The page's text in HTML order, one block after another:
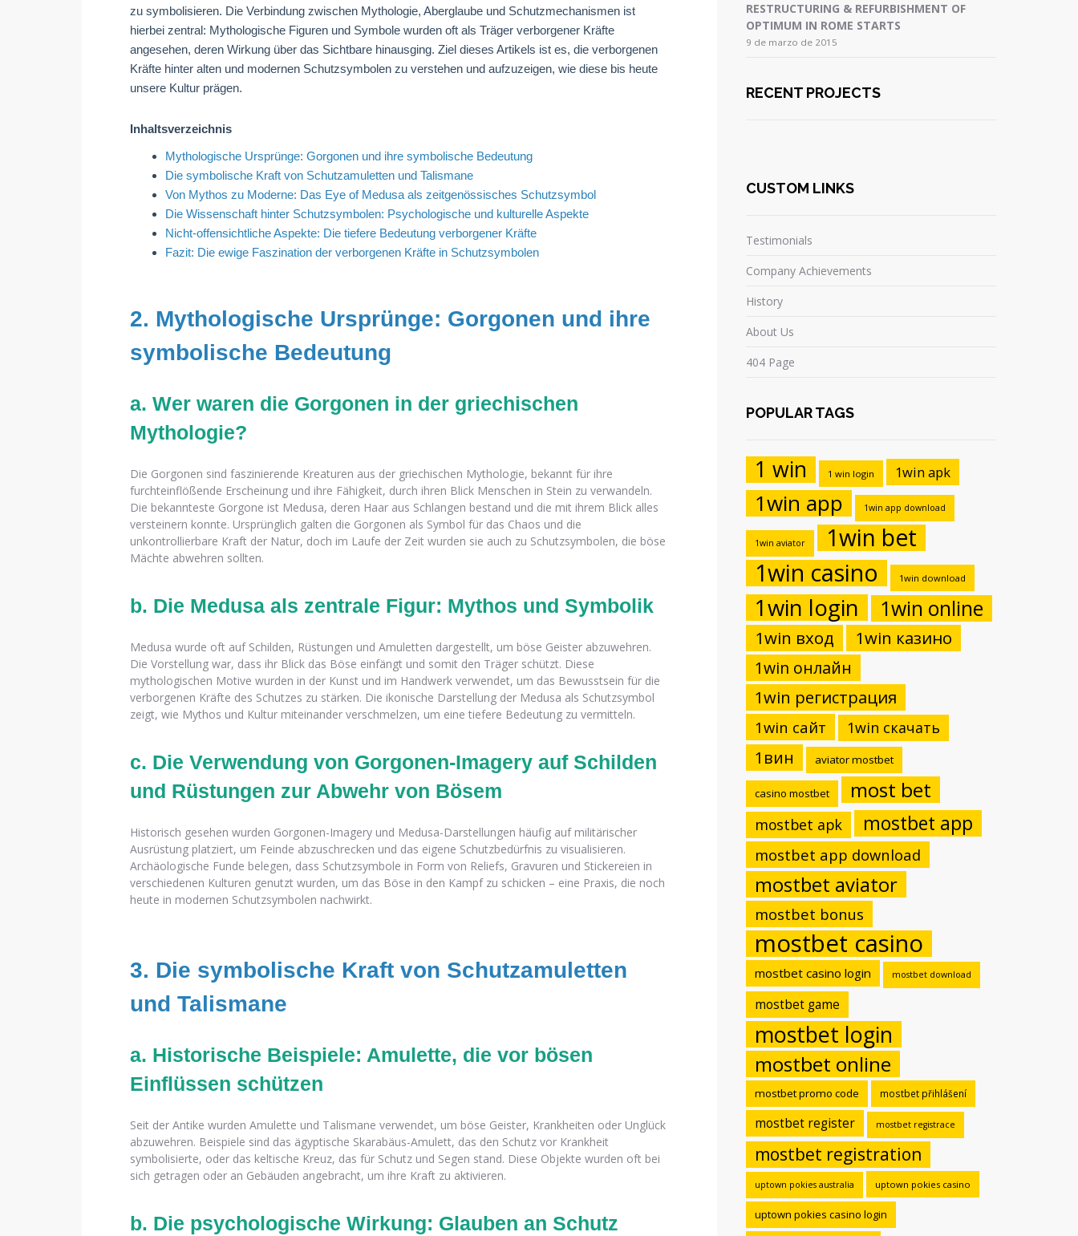
zu symbolisieren. Die Verbindung zwischen Mythologie, Aberglaube und Schutzmechanismen ist
hierbei zentral: Mythologische Figuren und Symbole wurden oft als Träger verborgener Kräfte
angesehen, deren Wirkung über das Sichtbare hinausging. Ziel dieses Artikels ist es, die verborgenen
Kräfte hinter alten und modernen Schutzsymbolen zu verstehen und aufzuzeigen, wie diese bis heute
unsere Kultur prägen.
Inhaltsverzeichnis
Mythologische Ursprünge: Gorgonen und ihre symbolische Bedeutung
Die symbolische Kraft von Schutzamuletten und Talismane
Von Mythos zu Moderne: Das Eye of Medusa als zeitgenössisches Schutzsymbol
Die Wissenschaft hinter Schutzsymbolen: Psychologische und kulturelle Aspekte
Nicht-offensichtliche Aspekte: Die tiefere Bedeutung verborgener Kräfte
Fazit: Die ewige Faszination der verborgenen Kräfte in Schutzsymbolen
2. Mythologische Ursprünge: Gorgonen und ihre
symbolische Bedeutung
a. Wer waren die Gorgonen in der griechischen
Mythologie?
Die Gorgonen sind faszinierende Kreaturen aus der griechischen Mythologie, bekannt für ihre
furchteinflößende Erscheinung und ihre Fähigkeit, durch ihren Blick Menschen in Stein zu verwandeln.
Die bekannteste Gorgone ist Medusa, deren Haar aus Schlangen bestand und die mit ihrem Blick alles
versteinern konnte. Ursprünglich galten die Gorgonen als Symbol für das Chaos und die
unkontrollierbare Kraft der Natur, doch im Laufe der Zeit wurden sie auch zu Schutzsymbolen, die böse
Mächte abwehren sollten.
b. Die Medusa als zentrale Figur: Mythos und Symbolik
Medusa wurde oft auf Schilden, Rüstungen und Amuletten dargestellt, um böse Geister abzuwehren.
Die Vorstellung war, dass ihr Blick das Böse einfängt und somit den Träger schützt. Diese
mythologischen Motive wurden in der Kunst und im Handwerk verwendet, um das Bewusstsein für die
verborgenen Kräfte des Schutzes zu stärken. Die ikonische Darstellung der Medusa als Schutzsymbol
zeigt, wie Mythos und Kultur miteinander verschmelzen, um eine tiefere Bedeutung zu vermitteln.
c. Die Verwendung von Gorgonen-Imagery auf Schilden
und Rüstungen zur Abwehr von Bösem
Historisch gesehen wurden Gorgonen-Imagery und Medusa-Darstellungen häufig auf militärischer
Ausrüstung platziert, um Feinde abzuschrecken und das eigene Schutzbedürfnis zu visualisieren.
Archäologische Funde belegen, dass Schutzsymbole in Form von Reliefs, Gravuren und Stickereien in
verschiedenen Kulturen genutzt wurden, um das Böse in den Kampf zu schicken – eine Praxis, die noch
heute in modernen Schutzsymbolen nachwirkt.
3. Die symbolische Kraft von Schutzamuletten
und Talismane
a. Historische Beispiele: Amulette, die vor bösen
Einflüssen schützen
Seit der Antike wurden Amulette und Talismane verwendet, um böse Geister, Krankheiten oder Unglück
abzuwehren. Beispiele sind das ägyptische Skarabäus-Amulett, das den Schutz vor Krankheit
symbolisierte, oder das keltische Kreuz, das für Schutz und Segen stand. Diese Objekte wurden oft bei
sich getragen oder an Gebäuden angebracht, um ihre Kraft zu aktivieren.
b. Die psychologische Wirkung: Glauben an Schutz
RESTRUCTURING & REFURBISHMENT OF
OPTIMUM IN ROME STARTS
9 de marzo de 2015
RECENT PROJECTS
CUSTOM LINKS
Testimonials
Company Achievements
History
About Us
404 Page
POPULAR TAGS
1 win 1 win login 1win apk
1win app 1win app download
1win aviator
1win bet
1win casino
1win download
1win login 1win online
1win вход 1win казино
1win онлайн
1win регистрация
1win сайт 1win скачать
1вин aviator mostbet
casino mostbet most bet
mostbet apk mostbet app
mostbet app download
mostbet aviator
mostbet bonus
mostbet casino
mostbet casino login mostbet download
mostbet game
mostbet login
mostbet online
mostbet promo code mostbet přihlášení
mostbet register mostbet registrace
mostbet registration
uptown pokies australia uptown pokies casino
uptown pokies casino login